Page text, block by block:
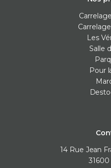
Les
Salle
Pour
14 Rue Jean
31600